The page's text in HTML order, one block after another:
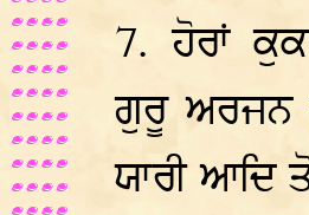
7. ਹੋਰਾਂ
ਗੁਰੂ ਅਰਜਨ
ਯਾਰੀ ਆਦਿ